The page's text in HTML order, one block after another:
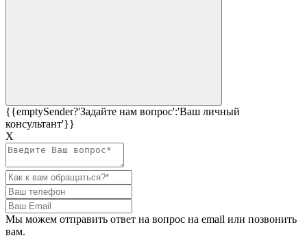
{{emptySender?'Задайте нам вопрос':'Ваш личный
консультант'}}
Х
Мы можем отправить ответ на вопрос на email или позвонить
вам.